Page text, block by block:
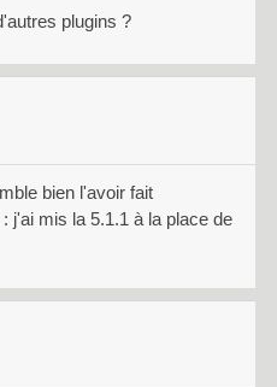
plugins ?
bien l'avoir fait
j'ai mis la 5.1.1 à la place de